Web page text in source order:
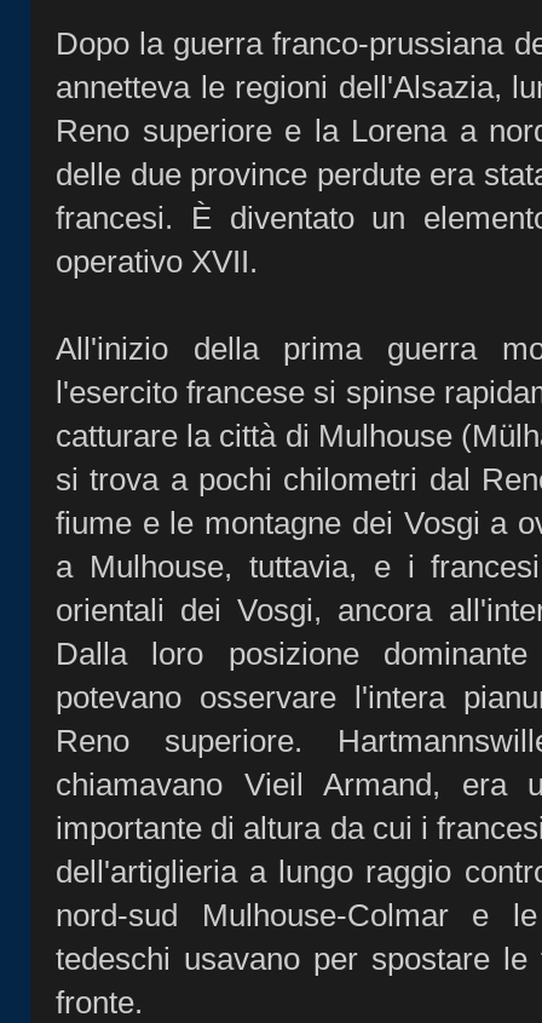
Dopo la guerra franco-prussiana
annetteva le regioni dell'Alsazia,
Reno superiore e la Lorena a
delle due province perdute era
francesi. È diventato un
operativo XVII.
All'inizio della prima guerra
l'esercito francese si spinse
catturare la città di Mulhouse
si trova a pochi chilometri dal
fiume e le montagne dei Vosgi a
a Mulhouse, tuttavia, e i
orientali dei Vosgi, ancora
Dalla loro posizione
potevano osservare l'intera
Reno superiore.
chiamavano Vieil Armand, era
importante di altura da cui i
dell'artiglieria a lungo raggio
nord-sud Mulhouse-Colmar e
tedeschi usavano per spostare
fronte.